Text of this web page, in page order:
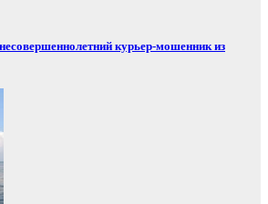
курьер-мошенник из